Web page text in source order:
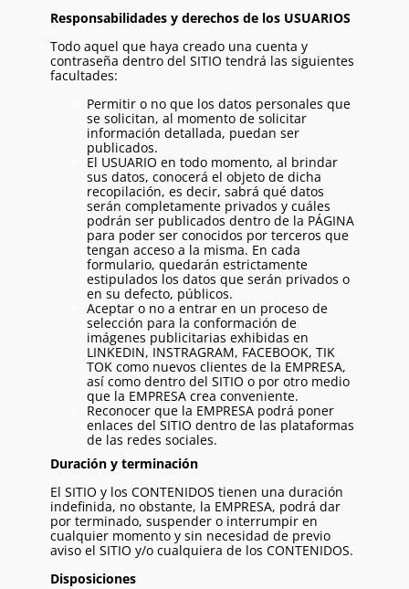
Responsabilidades y derechos de los USUARIOS
Todo aquel que haya creado una cuenta y
contraseña dentro del SITIO tendrá las siguientes
facultades:
Permitir o no que los datos personales que
se solicitan, al momento de solicitar
información detallada, puedan ser
publicados.
El USUARIO en todo momento, al brindar
sus datos, conocerá el objeto de dicha
recopilación, es decir, sabrá qué datos
serán completamente privados y cuáles
podrán ser publicados dentro de la PÁGINA
para poder ser conocidos por terceros que
tengan acceso a la misma. En cada
formulario, quedarán estrictamente
estipulados los datos que serán privados o
en su defecto, públicos.
Aceptar o no a entrar en un proceso de
selección para la conformación de
imágenes publicitarias exhibidas en
LINKEDIN, INSTRAGRAM, FACEBOOK, TIK
TOK como nuevos clientes de la EMPRESA,
así como dentro del SITIO o por otro medio
que la EMPRESA crea conveniente.
Reconocer que la EMPRESA podrá poner
enlaces del SITIO dentro de las plataformas
de las redes sociales.
Duración y terminación
El SITIO y los CONTENIDOS tienen una duración
indefinida, no obstante, la EMPRESA, podrá dar
por terminado, suspender o interrumpir en
cualquier momento y sin necesidad de previo
aviso el SITIO y/o cualquiera de los CONTENIDOS.
Disposiciones